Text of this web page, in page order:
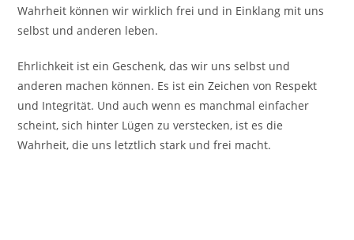
Wahrheit können wir wirklich frei und in Einklang mit uns
selbst und anderen leben.
Ehrlichkeit ist ein Geschenk, das wir uns selbst und
anderen machen können. Es ist ein Zeichen von Respekt
und Integrität. Und auch wenn es manchmal einfacher
scheint, sich hinter Lügen zu verstecken, ist es die
Wahrheit, die uns letztlich stark und frei macht.